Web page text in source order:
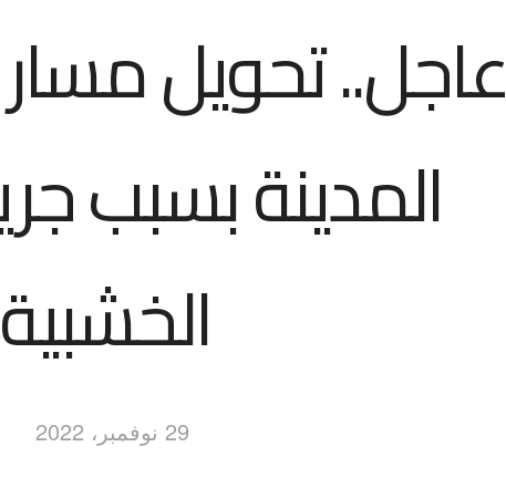
عاجل.. تحويل
المدينة بسبب
الخشبية
29 نوفمبر، 2022